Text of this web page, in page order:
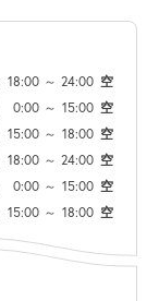
18:00 ～ 24:00 空
0:00 ～ 15:00 空
15:00 ～ 18:00 空
18:00 ～ 24:00 空
0:00 ～ 15:00 空
15:00 ～ 18:00 空